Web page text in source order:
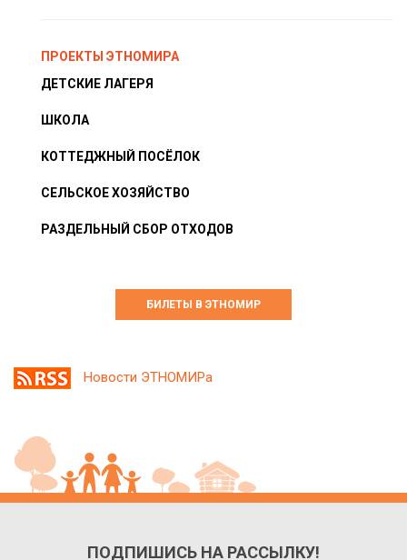
ПРОЕКТЫ ЭТНОМИРА
ДЕТСКИЕ ЛАГЕРЯ
ШКОЛА
КОТТЕДЖНЫЙ ПОСЁЛОК
СЕЛЬСКОЕ ХОЗЯЙСТВО
РАЗДЕЛЬНЫЙ СБОР ОТХОДОВ
БИЛЕТЫ В ЭТНОМИР
Новости ЭТНОМИРа
ПОДПИШИСЬ НА РАССЫЛКУ!